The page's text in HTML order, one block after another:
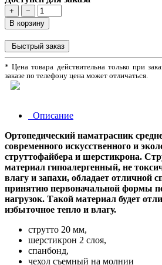
+
−
В корзину
Быстрый заказ
* Цена товара действительна только при
заказе по телефону цена может отличаться.
Описание
Ортопедический наматрасник
современного искусственного и
струттофайбера и шерстикрона.
материал гипоалергенный, не
влагу и запахи, обладает отличной
принятию первоначальной формы
нагрузок. Такой материал будет
избыточное тепло и влагу.
струтто 20 мм,
шерстикрон 2 слоя,
спанбонд,
чехол съемный на молнии